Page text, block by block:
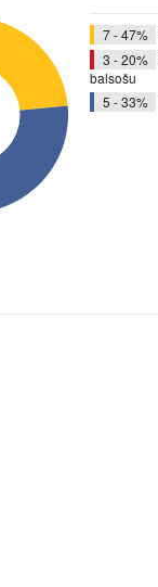
7 - 47%
3 - 20%
balsošu
5 - 33%